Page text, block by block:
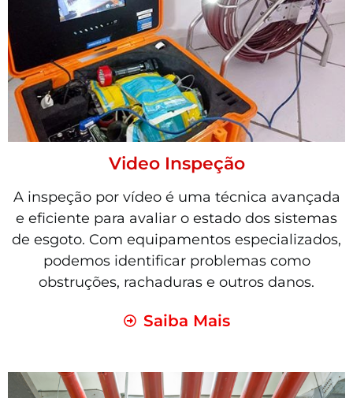
Video Inspeção
A inspeção por vídeo é uma técnica avançada
e eficiente para avaliar o estado dos sistemas
de esgoto. Com equipamentos especializados,
podemos identificar problemas como
obstruções, rachaduras e outros danos.
Saiba Mais